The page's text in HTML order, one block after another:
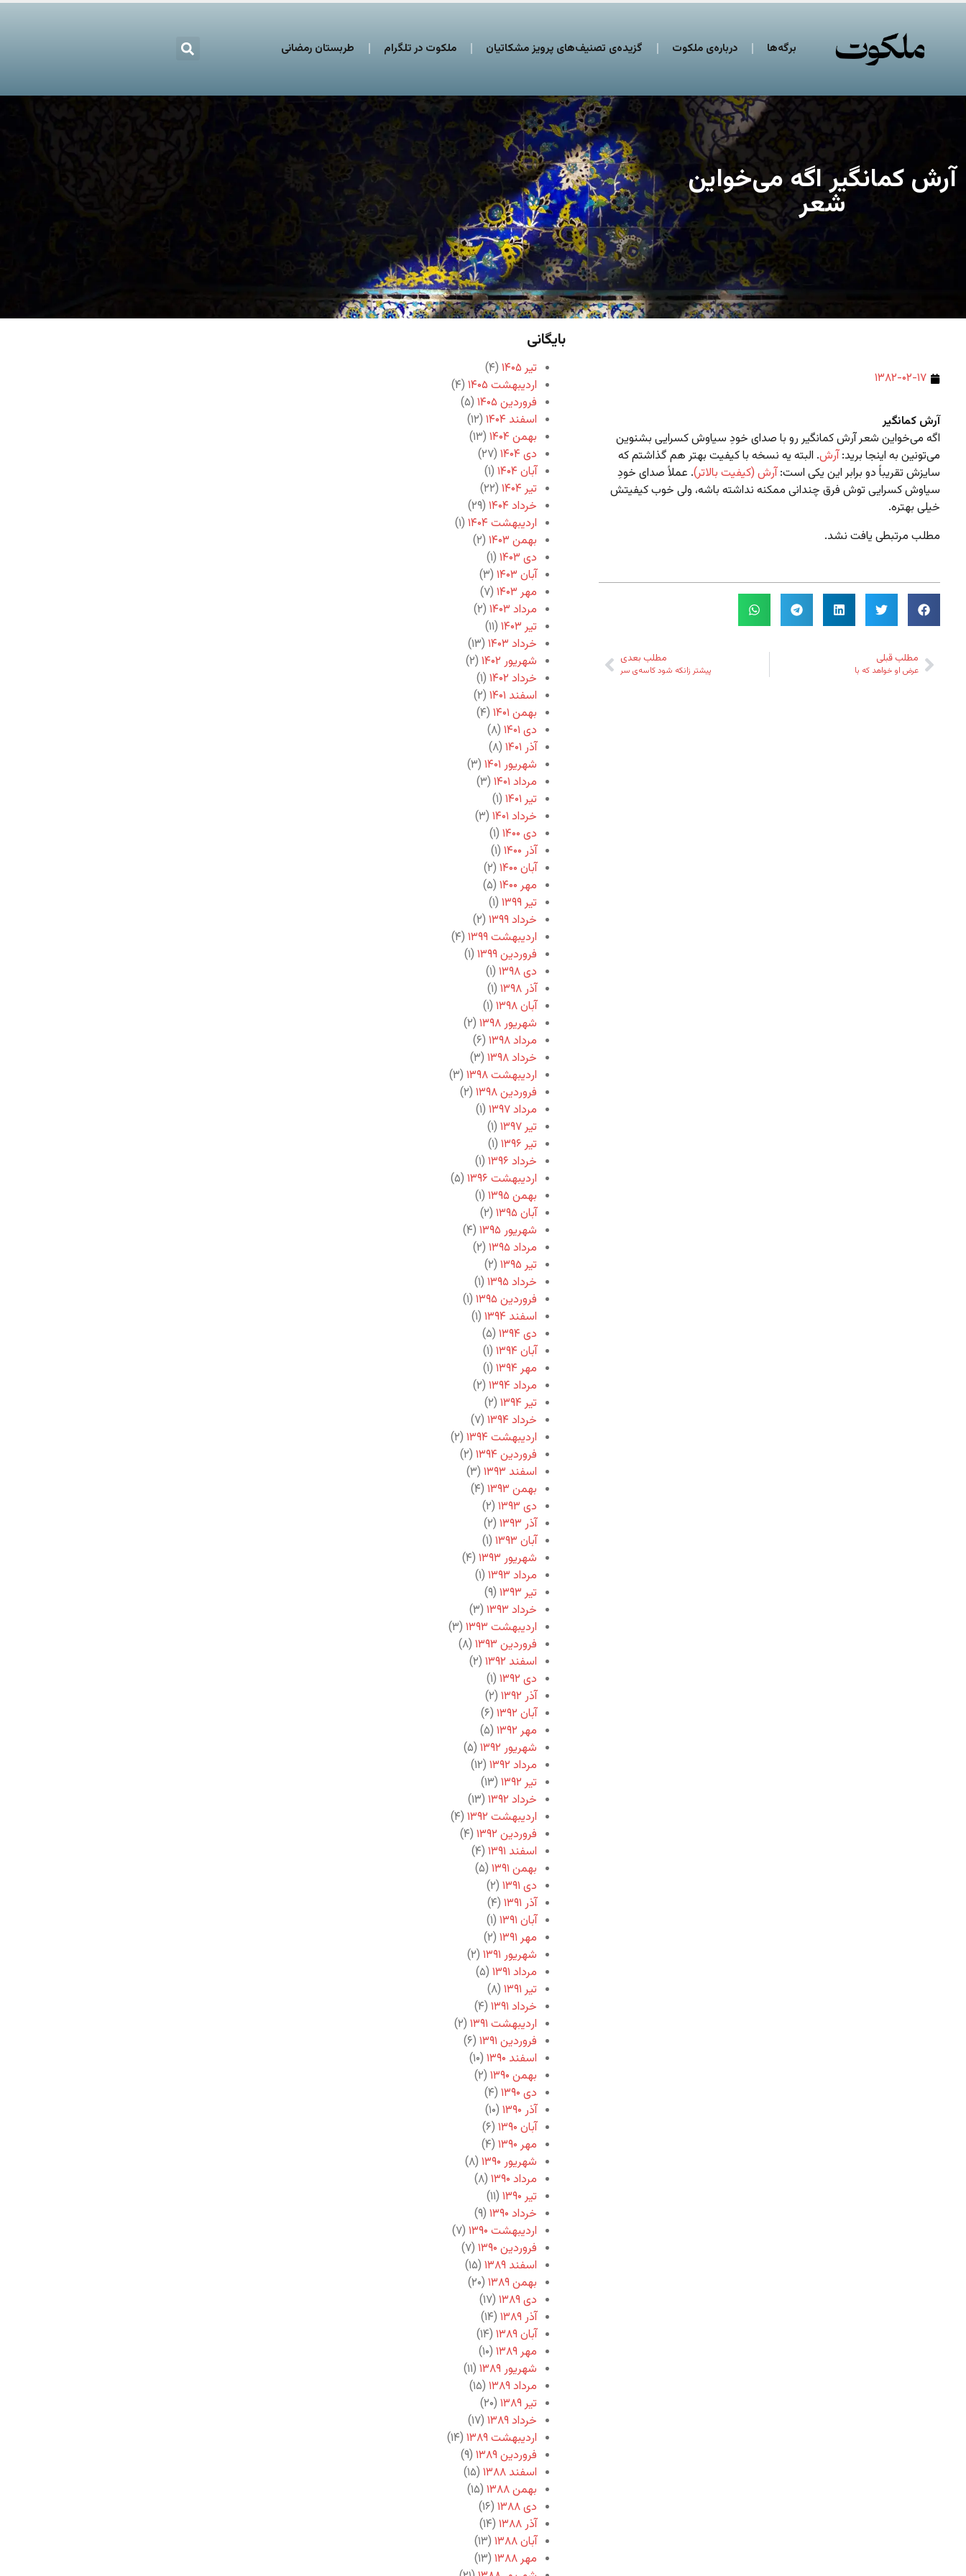
برگه‌ها درباره‌ی ملکوت گزیده‌ی تصنیف‌های پرویز مشکاتیان ملکوت در تلگرام طربستان رمضانی
آرش کمانگیر اگه می‌خواین
شعر
۱۳۸۲-۰۲-۱۷
آرش کمانگیر
اگه می‌خواین شعر آرش کمانگیر رو با صدای خودِ سیاوش کسرایی بشنوین
می‌تونین به اینجا برید:آرش. البته یه نسخه با کیفیت بهتر هم گذاشتم که
سایزش تقریباً دو برابر این یکی است:آرش (کیفیت بالاتر). عملاً صدای خودِ
سیاوش کسرایی توش فرق چندانی ممکنه نداشته باشه، ولی خوب کیفیتش
خیلی بهتره.
مطلب مرتبطی یافت نشد.
مطلب قبلی
عرض او خواهد که با
مطلب بعدی
پیشتر زانکه شود کاسه‌ی سر
بایگانی
تیر ۱۴۰۵
(۴)
اردیبهشت ۱۴۰۵
(۴)
فروردین ۱۴۰۵
(۵)
اسفند ۱۴۰۴
(۱۲)
بهمن ۱۴۰۴
(۱۳)
دی ۱۴۰۴
(۲۷)
آبان ۱۴۰۴
(۱)
تیر ۱۴۰۴
(۲۲)
خرداد ۱۴۰۴
(۲۹)
اردیبهشت ۱۴۰۴
(۱)
بهمن ۱۴۰۳
(۲)
دی ۱۴۰۳
(۱)
آبان ۱۴۰۳
(۳)
مهر ۱۴۰۳
(۷)
مرداد ۱۴۰۳
(۲)
تیر ۱۴۰۳
(۱۱)
خرداد ۱۴۰۳
(۱۳)
شهریور ۱۴۰۲
(۲)
خرداد ۱۴۰۲
(۱)
اسفند ۱۴۰۱
(۲)
بهمن ۱۴۰۱
(۴)
دی ۱۴۰۱
(۸)
آذر ۱۴۰۱
(۸)
شهریور ۱۴۰۱
(۳)
مرداد ۱۴۰۱
(۳)
تیر ۱۴۰۱
(۱)
خرداد ۱۴۰۱
(۳)
دی ۱۴۰۰
(۱)
آذر ۱۴۰۰
(۱)
آبان ۱۴۰۰
(۲)
مهر ۱۴۰۰
(۵)
تیر ۱۳۹۹
(۱)
خرداد ۱۳۹۹
(۲)
اردیبهشت ۱۳۹۹
(۴)
فروردین ۱۳۹۹
(۱)
دی ۱۳۹۸
(۱)
آذر ۱۳۹۸
(۱)
آبان ۱۳۹۸
(۱)
شهریور ۱۳۹۸
(۲)
مرداد ۱۳۹۸
(۶)
خرداد ۱۳۹۸
(۳)
اردیبهشت ۱۳۹۸
(۳)
فروردین ۱۳۹۸
(۲)
مرداد ۱۳۹۷
(۱)
تیر ۱۳۹۷
(۱)
تیر ۱۳۹۶
(۱)
خرداد ۱۳۹۶
(۱)
اردیبهشت ۱۳۹۶
(۵)
بهمن ۱۳۹۵
(۱)
آبان ۱۳۹۵
(۲)
شهریور ۱۳۹۵
(۴)
مرداد ۱۳۹۵
(۲)
تیر ۱۳۹۵
(۲)
خرداد ۱۳۹۵
(۱)
فروردین ۱۳۹۵
(۱)
اسفند ۱۳۹۴
(۱)
دی ۱۳۹۴
(۵)
آبان ۱۳۹۴
(۱)
مهر ۱۳۹۴
(۱)
مرداد ۱۳۹۴
(۲)
تیر ۱۳۹۴
(۲)
خرداد ۱۳۹۴
(۷)
اردیبهشت ۱۳۹۴
(۲)
فروردین ۱۳۹۴
(۲)
اسفند ۱۳۹۳
(۳)
بهمن ۱۳۹۳
(۴)
دی ۱۳۹۳
(۲)
آذر ۱۳۹۳
(۲)
آبان ۱۳۹۳
(۱)
شهریور ۱۳۹۳
(۴)
مرداد ۱۳۹۳
(۱)
تیر ۱۳۹۳
(۹)
خرداد ۱۳۹۳
(۳)
اردیبهشت ۱۳۹۳
(۳)
فروردین ۱۳۹۳
(۸)
اسفند ۱۳۹۲
(۲)
دی ۱۳۹۲
(۱)
آذر ۱۳۹۲
(۲)
آبان ۱۳۹۲
(۶)
مهر ۱۳۹۲
(۵)
شهریور ۱۳۹۲
(۵)
مرداد ۱۳۹۲
(۱۲)
تیر ۱۳۹۲
(۱۳)
خرداد ۱۳۹۲
(۱۳)
اردیبهشت ۱۳۹۲
(۴)
فروردین ۱۳۹۲
(۴)
اسفند ۱۳۹۱
(۴)
بهمن ۱۳۹۱
(۵)
دی ۱۳۹۱
(۲)
آذر ۱۳۹۱
(۴)
آبان ۱۳۹۱
(۱)
مهر ۱۳۹۱
(۲)
شهریور ۱۳۹۱
(۲)
مرداد ۱۳۹۱
(۵)
تیر ۱۳۹۱
(۸)
خرداد ۱۳۹۱
(۴)
اردیبهشت ۱۳۹۱
(۲)
فروردین ۱۳۹۱
(۶)
اسفند ۱۳۹۰
(۱۰)
بهمن ۱۳۹۰
(۲)
دی ۱۳۹۰
(۴)
آذر ۱۳۹۰
(۱۰)
آبان ۱۳۹۰
(۶)
مهر ۱۳۹۰
(۴)
شهریور ۱۳۹۰
(۸)
مرداد ۱۳۹۰
(۸)
تیر ۱۳۹۰
(۱۱)
خرداد ۱۳۹۰
(۹)
اردیبهشت ۱۳۹۰
(۷)
فروردین ۱۳۹۰
(۷)
اسفند ۱۳۸۹
(۱۵)
بهمن ۱۳۸۹
(۲۰)
دی ۱۳۸۹
(۱۷)
آذر ۱۳۸۹
(۱۴)
آبان ۱۳۸۹
(۱۴)
مهر ۱۳۸۹
(۱۰)
شهریور ۱۳۸۹
(۱۱)
مرداد ۱۳۸۹
(۱۵)
تیر ۱۳۸۹
(۲۰)
خرداد ۱۳۸۹
(۱۷)
اردیبهشت ۱۳۸۹
(۱۴)
فروردین ۱۳۸۹
(۹)
اسفند ۱۳۸۸
(۱۵)
بهمن ۱۳۸۸
(۱۵)
دی ۱۳۸۸
(۱۶)
آذر ۱۳۸۸
(۱۴)
آبان ۱۳۸۸
(۱۳)
مهر ۱۳۸۸
(۱۳)